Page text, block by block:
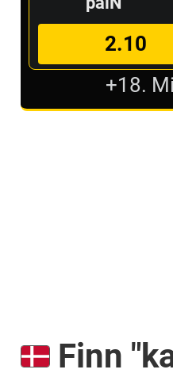
2.10
+18.
Finn